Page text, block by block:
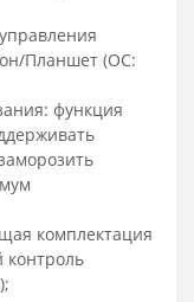
Планшет (ОС:
функция
комплектация
контроль